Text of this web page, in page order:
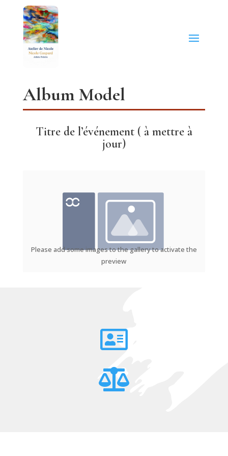
Album Model
Titre de l’événement ( à mettre à
jour)
Please add some images to the gallery to activate the
preview

